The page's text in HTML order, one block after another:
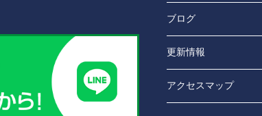
ブログ
更新情報
アクセスマップ